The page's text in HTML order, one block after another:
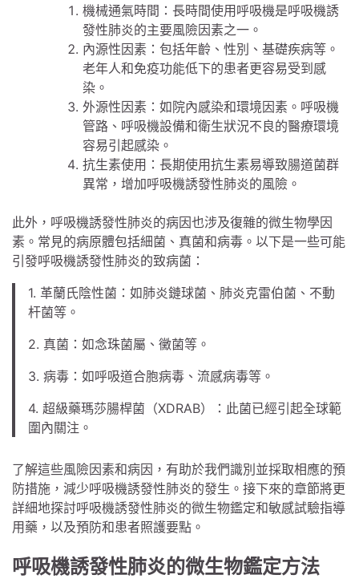
機械通氣時間：長時間使用呼吸機是呼吸機誘
發性肺炎的主要風險因素之一。
內源性因素：包括年齡、性別、基礎疾病等。
老年人和免疫功能低下的患者更容易受到感
染。
外源性因素：如院內感染和環境因素。呼吸機
管路、呼吸機設備和衛生狀況不良的醫療環境
容易引起感染。
抗生素使用：長期使用抗生素易導致腸道菌群
異常，增加呼吸機誘發性肺炎的風險。
此外，呼吸機誘發性肺炎的病因也涉及復雜的微生物學因
素。常見的病原體包括細菌、真菌和病毒。以下是一些可能
引發呼吸機誘發性肺炎的致病菌：
1. 革蘭氏陰性菌：如肺炎鏈球菌、肺炎克雷伯菌、不動
杆菌等。
2. 真菌：如念珠菌屬、黴菌等。
3. 病毒：如呼吸道合胞病毒、流感病毒等。
4. 超級藥瑪莎腸桿菌（XDRAB）：此菌已經引起全球範
圍內關注。
了解這些風險因素和病因，有助於我們識別並採取相應的預
防措施，減少呼吸機誘發性肺炎的發生。接下來的章節將更
詳細地探討呼吸機誘發性肺炎的微生物鑑定和敏感試驗指導
用藥，以及預防和患者照護要點。
呼吸機誘發性肺炎的微生物鑑定方法